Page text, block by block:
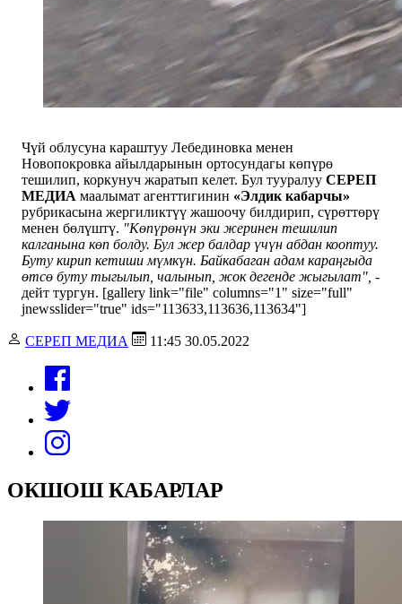
Чүй облусуна караштуу Лебединовка менен
Новопокровка айылдарынын ортосундагы көпүрө
тешилип, коркунуч жаратып келет. Бул тууралуу СЕРЕП
МЕДИА маалымат агенттигинин «Элдик кабарчы»
рубрикасына жергиликтүү жашоочу билдирип, сүрөттөрү
менен бөлүштү. "Көпүрөнүн эки жеринен тешилип
калганына көп болду. Бул жер балдар үчүн абдан кооптуу.
Буту кирип кетиши мүмкүн. Байкабаган адам караңгыда
өтсө буту тыгылып, чалынып, жок дегенде жыгылат", -
дейт тургун. [gallery link="file" columns="1" size="full"
jnewsslider="true" ids="113633,113636,113634"]
СЕРЕП МЕДИА 11:45 30.05.2022
ОКШОШ КАБАРЛАР